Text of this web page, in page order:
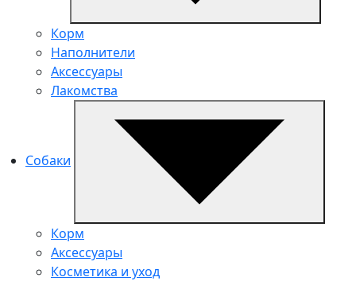
Корм
Наполнители
Аксессуары
Лакомства
Собаки
Корм
Аксессуары
Косметика и уход